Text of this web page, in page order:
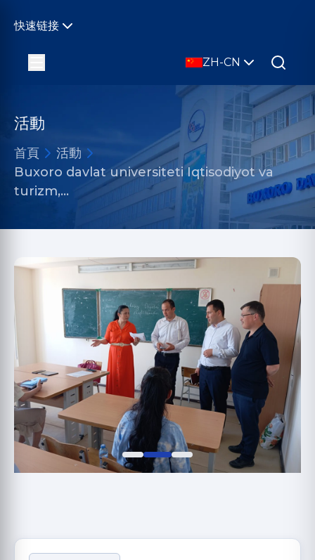
快速链接
ZH-CN
活動
首頁
活動
Buxoro davlat universiteti Iqtisodiyot va
turizm,…